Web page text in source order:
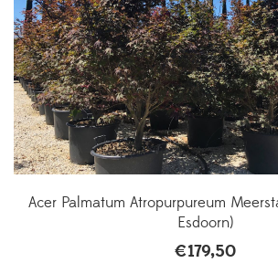
Acer Palmatum Atropurpureum
Esdoorn)
€179,50